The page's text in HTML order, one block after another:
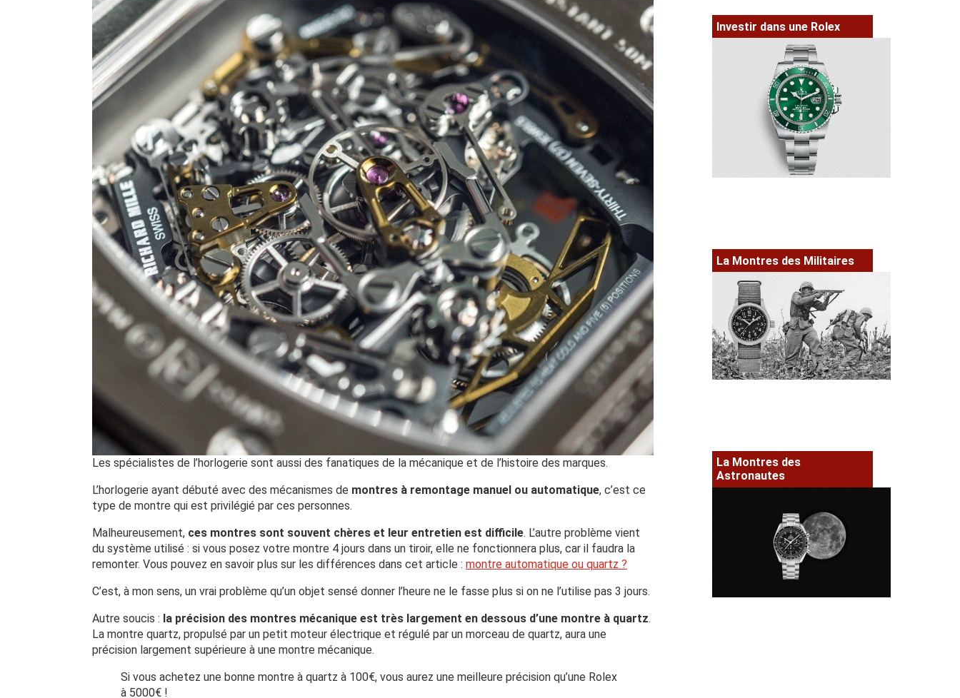
Les spécialistes de l’horlogerie sont aussi des fanatiques de la mécanique et de l’histoire des marques.
L’horlogerie ayant débuté avec des mécanismes de montres à remontage manuel ou automatique, c’est ce
type de montre qui est privilégié par ces personnes.
Malheureusement, ces montres sont souvent chères et leur entretien est difficile. L’autre problème vient
du système utilisé : si vous posez votre montre 4 jours dans un tiroir, elle ne fonctionnera plus, car il faudra la
remonter. Vous pouvez en savoir plus sur les différences dans cet article : montre automatique ou quartz ?
C’est, à mon sens, un vrai problème qu’un objet sensé donner l’heure ne le fasse plus si on ne l’utilise pas 3 jours.
Autre soucis : la précision des montres mécanique est très largement en dessous d’une montre à quartz.
La montre quartz, propulsé par un petit moteur électrique et régulé par un morceau de quartz, aura une
précision largement supérieure à une montre mécanique.
Si vous achetez une bonne montre à quartz à 100€, vous aurez une meilleure précision qu’une Rolex
à 5000€ !
Investir dans une Rolex
La Montres des Militaires
La Montres des
Astronautes